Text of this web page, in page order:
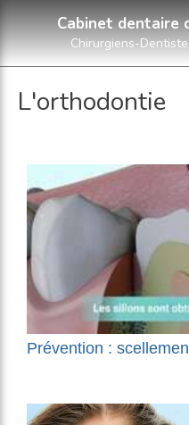
Cabinet dentaire
Chirurgiens-
L'orthodontie
Prévention :